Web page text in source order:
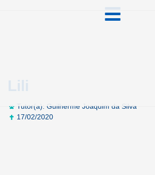
Lili
Tutor(a): Guilherme Joaquim da Silva
17/02/2020